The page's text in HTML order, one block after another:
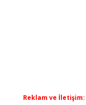
Reklam ve İletişim: